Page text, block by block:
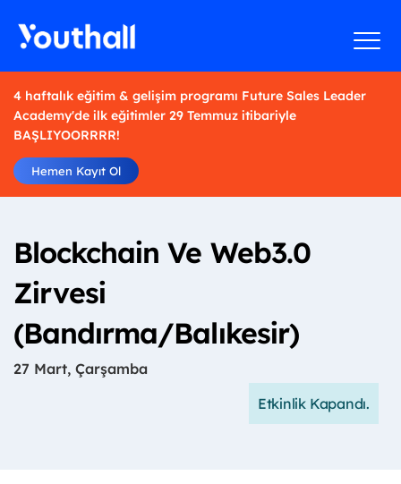
4 haftalık eğitim & gelişim programı Future Sales Leader
Academy'de ilk eğitimler 29 Temmuz itibariyle
BAŞLIYOORRRR!
Hemen Kayıt Ol
Blockchain Ve Web3.0
Zirvesi
(Bandırma/Balıkesir)
27 Mart, Çarşamba
Etkinlik Kapandı.